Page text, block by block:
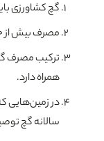
گچ کشاورزی
مصرف بیش از
ترکیب مصرف
همراه دارد.
در زمین‌هایی
سالانه گچ